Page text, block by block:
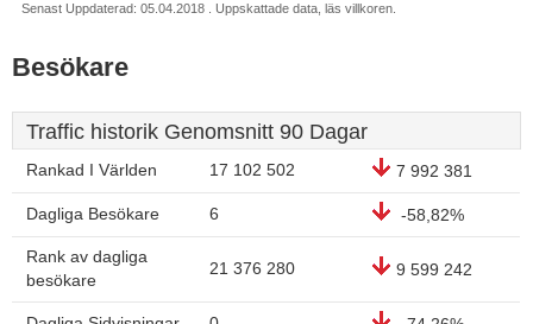
Senast Uppdaterad: 05.04.2018 . Uppskattade data, läs villkoren.
Besökare
Traffic historik Genomsnitt 90 Dagar
Rankad I Världen 17 102 502 7 992 381
Dagliga Besökare 6 -58,82%
Rank av dagliga
besökare
21 376 280 9 599 242